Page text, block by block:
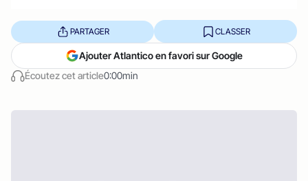
Écoutez cet article0:00min
PARTAGER CLASSER
Ajouter Atlantico en favori sur Google